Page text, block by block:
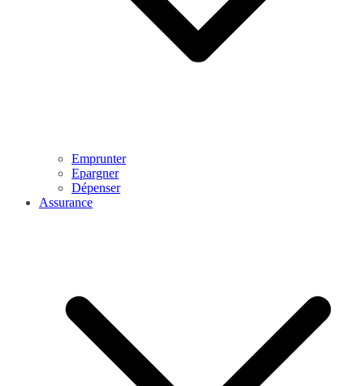
Emprunter
Epargner
Dépenser
Assurance